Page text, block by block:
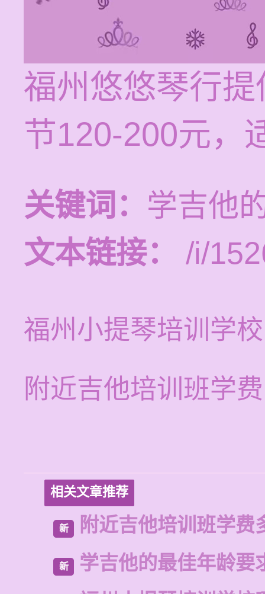
福州悠悠琴行
节120-200元，
关键词： 学吉他
文本链接：
/i/
福州小提琴培训学
附近吉他培训班学
相关文章推荐
新 附近吉他培训班学费
新
学吉他的最佳年龄要